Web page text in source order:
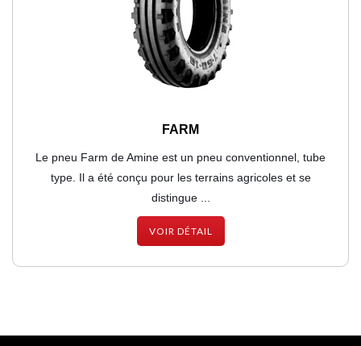
FARM
Le pneu Farm de Amine est un pneu conventionnel, tube
type. Il a été conçu pour les terrains agricoles et se
distingue ...
VOIR DÉTAIL